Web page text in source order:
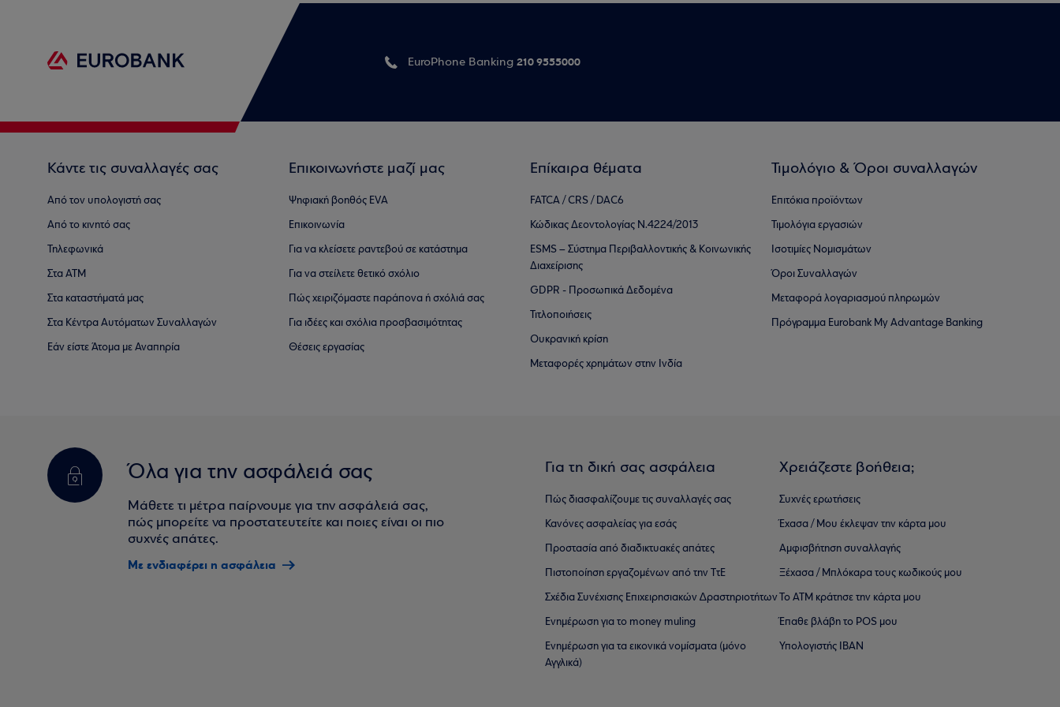
EuroPhone Banking 210 9555000
Κάντε τις συναλλαγές σας
Από τον υπολογιστή σας
Από το κινητό σας
Τηλεφωνικά
Στα ΑΤΜ
Στα καταστήματά μας
Στα Κέντρα Αυτόματων Συναλλαγών
Εάν είστε Άτομα με Αναπηρία
Επικοινωνήστε μαζί μας
Ψηφιακή βοηθός EVA
Επικοινωνία
Για να κλείσετε ραντεβού σε κατάστημα
Για να στείλετε θετικό σχόλιο
Πώς χειριζόμαστε παράπονα ή σχόλιά σας
Για ιδέες και σχόλια προσβασιμότητας
Θέσεις εργασίας
Επίκαιρα θέματα
FATCA / CRS / DAC6
Κώδικας Δεοντολογίας Ν.4224/2013
ESMS – Σύστημα Περιβαλλοντικής & Κοινωνικής
Διαχείρισης
GDPR - Προσωπικά Δεδομένα
Τιτλοποιήσεις
Ουκρανική κρίση
Μεταφορές χρημάτων στην Ινδία
Τιμολόγιο & Όροι συναλλαγών
Επιτόκια προϊόντων
Τιμολόγια εργασιών
Ισοτιμίες Νομισμάτων
Όροι Συναλλαγών
Μεταφορά λογαριασμού πληρωμών
Πρόγραμμα Eurobank My Advantage Banking
Όλα για την ασφάλειά σας
Μάθετε τι μέτρα παίρνουμε για την ασφάλειά σας,
πώς μπορείτε να προστατευτείτε και ποιες είναι οι πιο
συχνές απάτες.
Με ενδιαφέρει η ασφάλεια
Για τη δική σας ασφάλεια
Πώς διασφαλίζουμε τις συναλλαγές σας
Κανόνες ασφαλείας για εσάς
Προστασία από διαδικτυακές απάτες
Πιστοποίηση εργαζομένων από την ΤτΕ
Σχέδια Συνέχισης Επιχειρησιακών ∆ραστηριοτήτων
Ενημέρωση για το money muling
Ενημέρωση για τα εικονικά νομίσματα (μόνο
Αγγλικά)
Χρειάζεστε βοήθεια;
Συχνές ερωτήσεις
Έχασα / Μου έκλεψαν την κάρτα μου
Αμφισβήτηση συναλλαγής
Ξέχασα / Μπλόκαρα τους κωδικούς μου
Το ΑΤΜ κράτησε την κάρτα μου
Έπαθε βλάβη το POS μου
Υπολογιστής IBAN